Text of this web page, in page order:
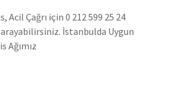
Acil Çağrı için 0 212 599 25 24
İstanbulda Uygun
Ağımız